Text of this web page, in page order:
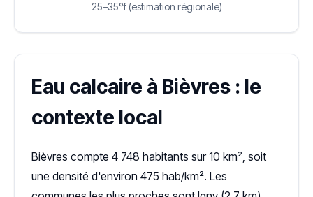
25–35°f (estimation régionale)
Eau calcaire à Bièvres : le
contexte local
Bièvres compte 4 748 habitants sur 10 km², soit
une densité d'environ 475 hab/km². Les